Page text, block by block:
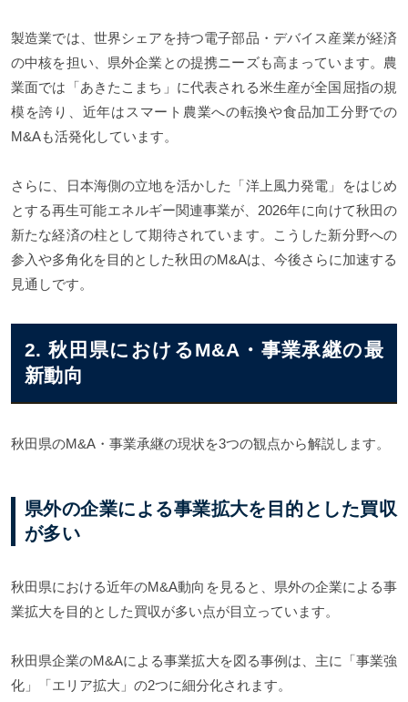
製造業では、世界シェアを持つ電子部品・デバイス産業が経済
の中核を担い、県外企業との提携ニーズも高まっています。農
業面では「あきたこまち」に代表される米生産が全国屈指の規
模を誇り、近年はスマート農業への転換や食品加工分野での
M&Aも活発化しています。
さらに、日本海側の立地を活かした「洋上風力発電」をはじめ
とする再生可能エネルギー関連事業が、2026年に向けて秋田の
新たな経済の柱として期待されています。こうした新分野への
参入や多角化を目的とした秋田のM&Aは、今後さらに加速する
見通しです。
2. 秋田県におけるM&A・事業承継の最
新動向
秋田県のM&A・事業承継の現状を3つの観点から解説します。
県外の企業による事業拡大を目的とした買収
が多い
秋田県における近年のM&A動向を見ると、県外の企業による事
業拡大を目的とした買収が多い点が目立っています。
秋田県企業のM&Aによる事業拡大を図る事例は、主に「事業強
化」「エリア拡大」の2つに細分化されます。